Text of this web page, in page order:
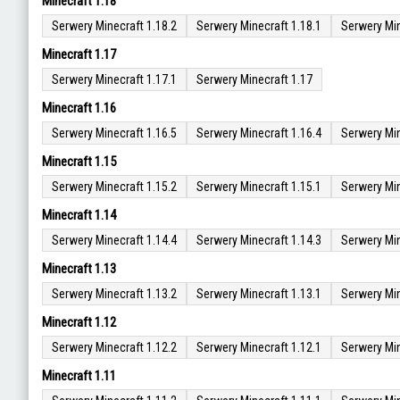
Serwery Minecraft 1.18.2 Serwery Minecraft 1.18.1 Serwery
Minecraft 1.17
Serwery Minecraft 1.17.1 Serwery Minecraft 1.17
Minecraft 1.16
Serwery Minecraft 1.16.5 Serwery Minecraft 1.16.4 Serwery
Minecraft 1.15
Serwery Minecraft 1.15.2 Serwery Minecraft 1.15.1 Serwery
Minecraft 1.14
Serwery Minecraft 1.14.4 Serwery Minecraft 1.14.3 Serwery
Minecraft 1.13
Serwery Minecraft 1.13.2 Serwery Minecraft 1.13.1 Serwery
Minecraft 1.12
Serwery Minecraft 1.12.2 Serwery Minecraft 1.12.1 Serwery
Minecraft 1.11